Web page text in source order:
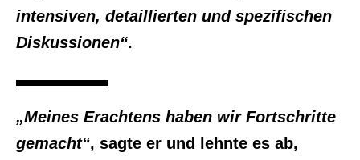
intensiven, detaillierten und spezifischen
Diskussionen“.
„Meines Erachtens haben wir Fortschritte
gemacht“, sagte er und lehnte es ab,